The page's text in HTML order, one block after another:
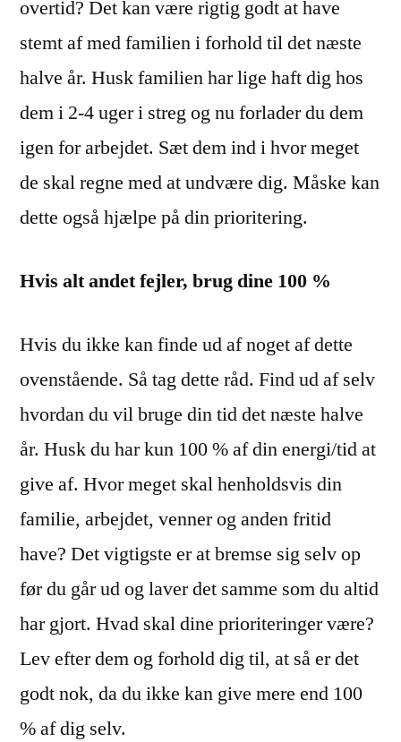
overtid? Det kan være rigtig godt at have
stemt af med familien i forhold til det næste
halve år. Husk familien har lige haft dig hos
dem i 2-4 uger i streg og nu forlader du dem
igen for arbejdet. Sæt dem ind i hvor meget
de skal regne med at undvære dig. Måske kan
dette også hjælpe på din prioritering.
Hvis alt andet fejler, brug dine 100 %
Hvis du ikke kan finde ud af noget af dette
ovenstående. Så tag dette råd. Find ud af selv
hvordan du vil bruge din tid det næste halve
år. Husk du har kun 100 % af din energi/tid at
give af. Hvor meget skal henholdsvis din
familie, arbejdet, venner og anden fritid
have? Det vigtigste er at bremse sig selv op
før du går ud og laver det samme som du altid
har gjort. Hvad skal dine prioriteringer være?
Lev efter dem og forhold dig til, at så er det
godt nok, da du ikke kan give mere end 100
% af dig selv.